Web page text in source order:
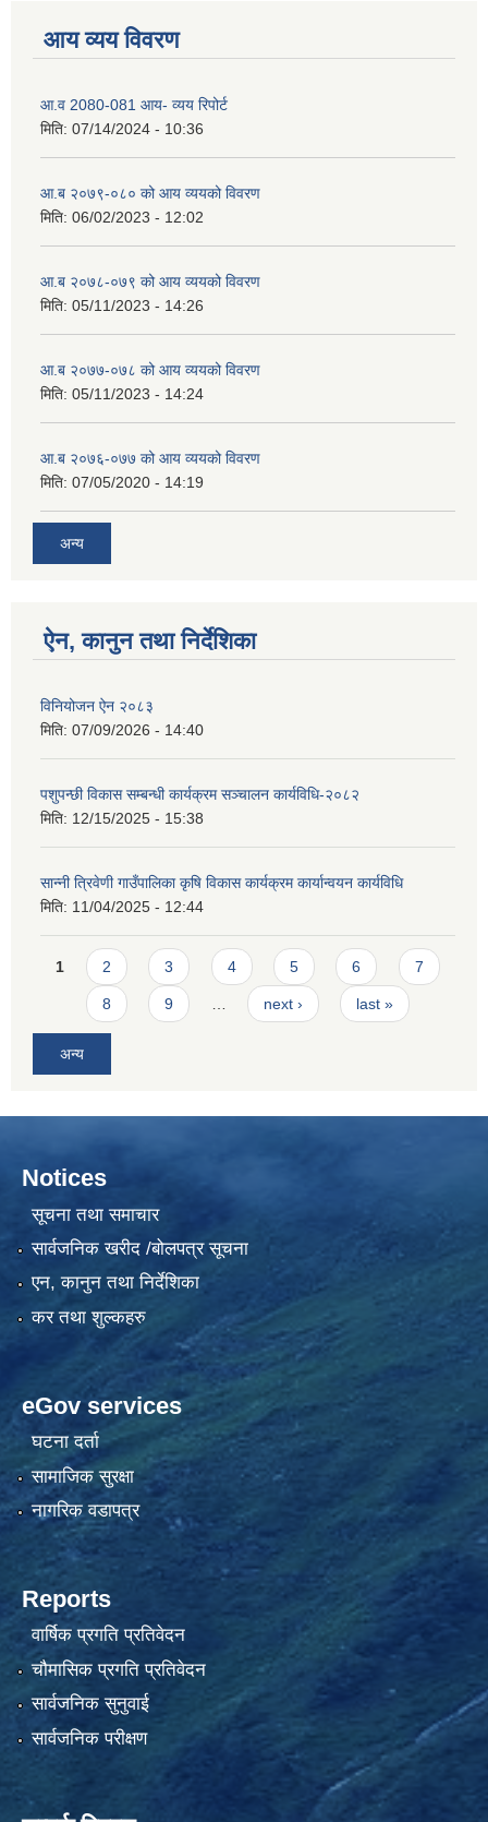
आय व्यय विवरण
आ.व 2080-081 आय- व्यय रिपोर्ट
मिति: 07/14/2024 - 10:36
आ.ब २०७९-०८० को आय व्ययको विवरण
मिति: 06/02/2023 - 12:02
आ.ब २०७८-०७९ को आय व्ययको विवरण
मिति: 05/11/2023 - 14:26
आ.ब २०७७-०७८ को आय व्ययको विवरण
मिति: 05/11/2023 - 14:24
आ.ब २०७६-०७७ को आय व्ययको विवरण
मिति: 07/05/2020 - 14:19
अन्य
ऐन, कानुन तथा निर्देशिका
विनियोजन ऐन २०८३
मिति: 07/09/2026 - 14:40
पशुपन्छी विकास सम्बन्धी कार्यक्रम सञ्चालन कार्यविधि-२०८२
मिति: 12/15/2025 - 15:38
सान्नी त्रिवेणी गाउँपालिका कृषि विकास कार्यक्रम कार्यान्वयन कार्यविधि
मिति: 11/04/2025 - 12:44
Pages
1 2 3 4 5 6 7
8 9 next › last »
अन्य
Notices
सूचना तथा समाचार
सार्वजनिक खरीद /बोलपत्र सूचना
एन, कानुन तथा निर्देशिका
कर तथा शुल्कहरु
eGov services
घटना दर्ता
सामाजिक सुरक्षा
नागरिक वडापत्र
Reports
वार्षिक प्रगति प्रतिवेदन
चौमासिक प्रगति प्रतिवेदन
सार्वजनिक सुनुवाई
सार्वजनिक परीक्षण